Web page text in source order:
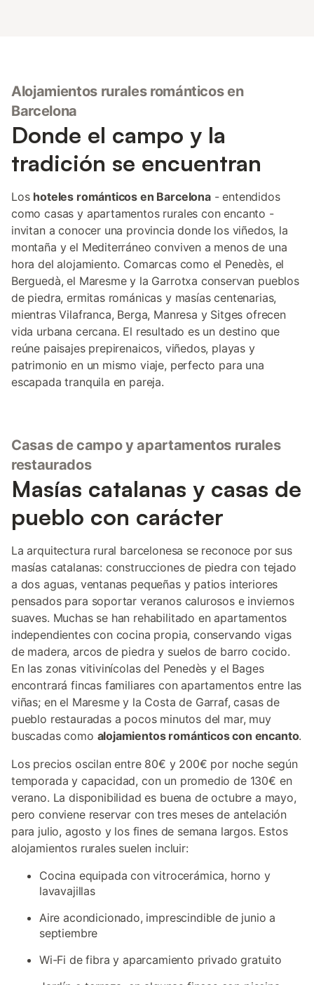
Alojamientos rurales románticos en
Barcelona
Donde el campo y la
tradición se encuentran
Los hoteles románticos en Barcelona- entendidos
como casas y apartamentos rurales con encanto -
invitan a conocer una provincia donde los viñedos, la
montaña y el Mediterráneo conviven a menos de una
hora del alojamiento. Comarcas como el Penedès, el
Berguedà, el Maresme y la Garrotxa conservan pueblos
de piedra, ermitas románicas y masías centenarias,
mientras Vilafranca, Berga, Manresa y Sitges ofrecen
vida urbana cercana. El resultado es un destino que
reúne paisajes prepirenaicos, viñedos, playas y
patrimonio en un mismo viaje, perfecto para una
escapada tranquila en pareja.
Casas de campo y apartamentos rurales
restaurados
Masías catalanas y casas de
pueblo con carácter
La arquitectura rural barcelonesa se reconoce por sus
masías catalanas: construcciones de piedra con tejado
a dos aguas, ventanas pequeñas y patios interiores
pensados para soportar veranos calurosos e inviernos
suaves. Muchas se han rehabilitado en apartamentos
independientes con cocina propia, conservando vigas
de madera, arcos de piedra y suelos de barro cocido.
En las zonas vitivinícolas del Penedès y el Bages
encontrará fincas familiares con apartamentos entre las
viñas; en el Maresme y la Costa de Garraf, casas de
pueblo restauradas a pocos minutos del mar, muy
buscadas como alojamientos románticos con encanto.
Los precios oscilan entre 80€ y 200€ por noche según
temporada y capacidad, con un promedio de 130€ en
verano. La disponibilidad es buena de octubre a mayo,
pero conviene reservar con tres meses de antelación
para julio, agosto y los fines de semana largos. Estos
alojamientos rurales suelen incluir:
Cocina equipada con vitrocerámica, horno y
lavavajillas
Aire acondicionado, imprescindible de junio a
septiembre
Wi-Fi de fibra y aparcamiento privado gratuito